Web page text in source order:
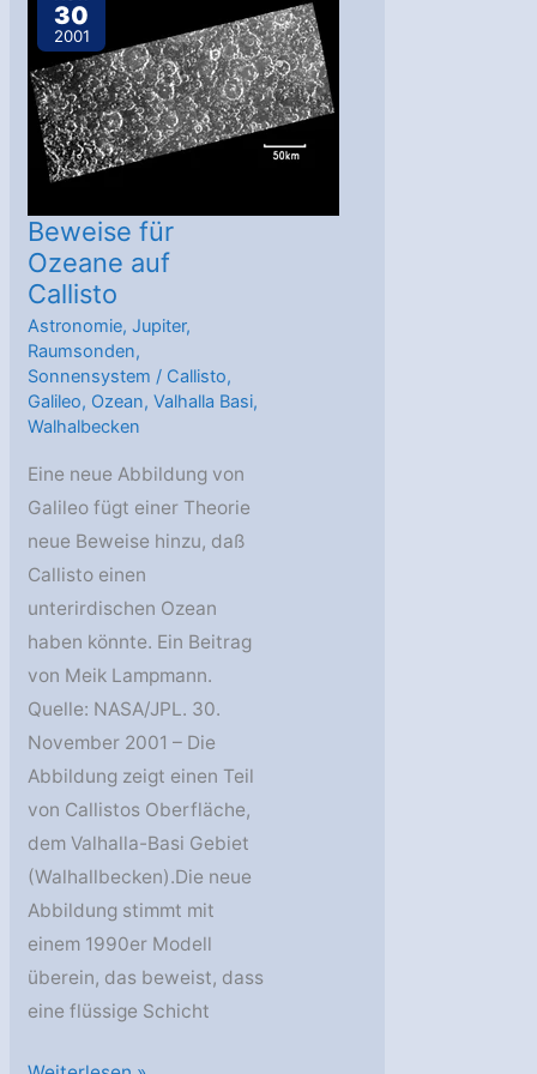
30
2001
Beweise für
Ozeane auf
Callisto
Astronomie,Jupiter,
Raumsonden,
Sonnensystem / Callisto,
Galileo, Ozean,Valhalla Basi,
Walhalbecken
Eine neue Abbildung von
Galileo fügt einer Theorie
neue Beweise hinzu, daß
Callisto einen
unterirdischen Ozean
haben könnte. Ein Beitrag
von Meik Lampmann.
Quelle: NASA/JPL. 30.
November 2001 – Die
Abbildung zeigt einen Teil
von Callistos Oberfläche,
dem Valhalla-Basi Gebiet
(Walhallbecken).Die neue
Abbildung stimmt mit
einem 1990er Modell
überein, das beweist, dass
eine flüssige Schicht